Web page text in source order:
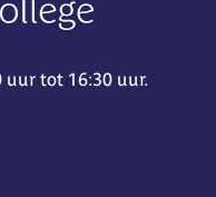
uur tot 16:30 uur.